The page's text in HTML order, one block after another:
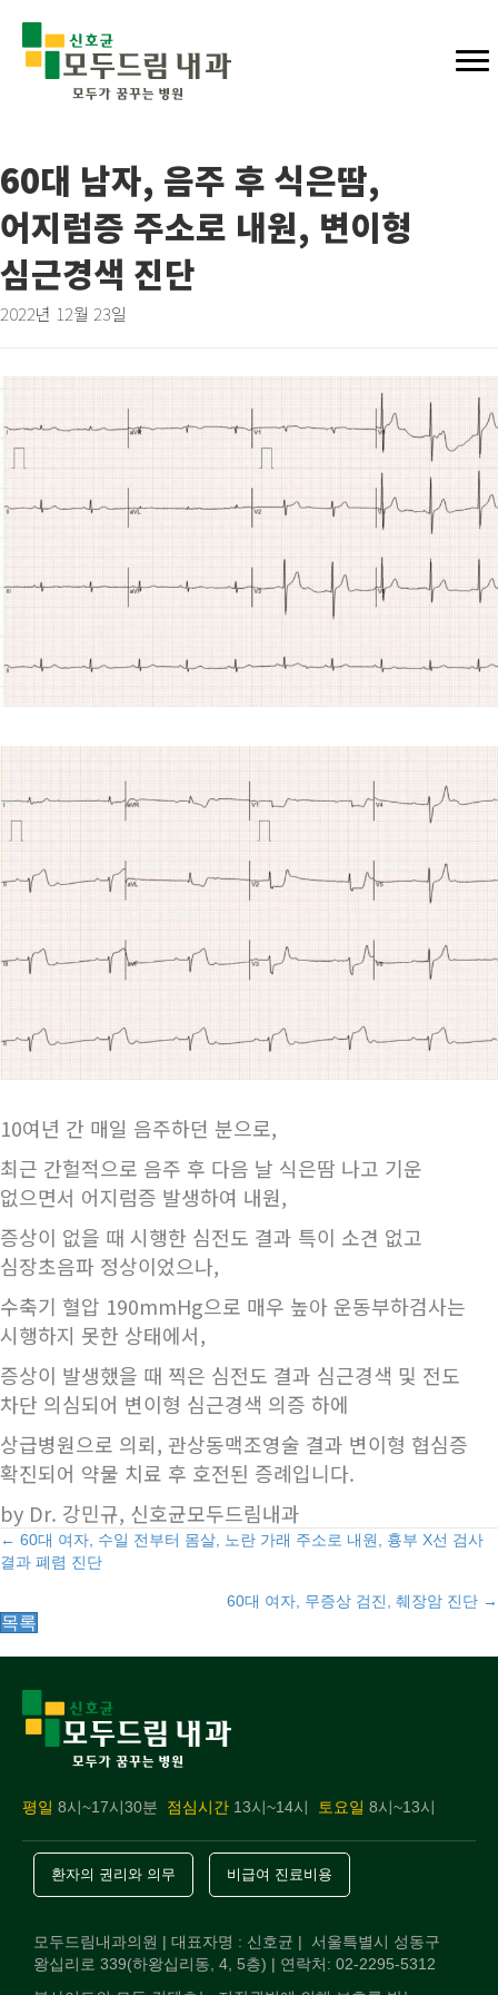
60대 남자, 음주 후 식은땀,
어지럼증 주소로 내원, 변이형
심근경색 진단
2022년 12월 23일
10여년 간 매일 음주하던 분으로,
최근 간헐적으로 음주 후 다음 날 식은땀 나고 기운
없으면서 어지럼증 발생하여 내원,
증상이 없을 때 시행한 심전도 결과 특이 소견 없고
심장초음파 정상이었으나,
수축기 혈압 190mmHg으로 매우 높아 운동부하검사는
시행하지 못한 상태에서,
증상이 발생했을 때 찍은 심전도 결과 심근경색 및 전도
차단 의심되어 변이형 심근경색 의증 하에
상급병원으로 의뢰, 관상동맥조영술 결과 변이형 협심증
확진되어 약물 치료 후 호전된 증례입니다.
by Dr. 강민규, 신호균모두드림내과
Posts
← 60대 여자, 수일 전부터 몸살, 노란 가래 주소로 내원, 흉부 X선 검사
결과 폐렴 진단
60대 여자, 무증상 검진, 췌장암 진단 →
목록
평일 8시~17시30분 점심시간 13시~14시 토요일 8시~13시
환자의 권리와 의무 비급여 진료비용
모두드림내과의원 | 대표자명 : 신호균 | 서울특별시 성동구
왕십리로 339(하왕십리동, 4, 5층) | 연락처: 02-2295-5312